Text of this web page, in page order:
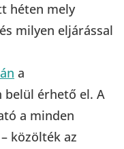
héten mely
milyen eljárással
a
belül érhető el. A
a minden
közölték az